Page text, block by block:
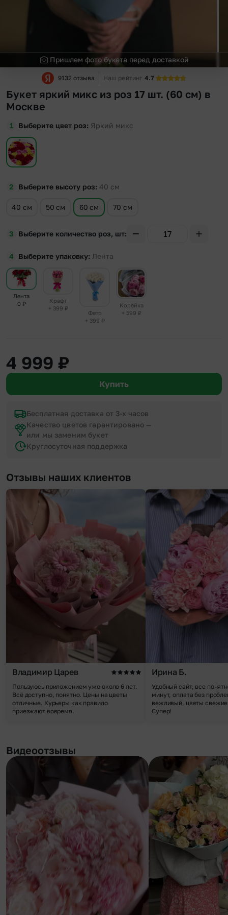
Пришлем фото букета перед доставкой
9132 отзыва Наш рейтинг 4.7
Букет яркий микс из роз 17 шт. (60 см) в
Москве
Выберите цвет роз Яркий микс
Выберите высоту роз 40 см
40 см 50 см 60 см 70 см
Выберите количество роз, шт
Выберите упаковку Лента
Лента
0 ₽
Крафт
+ 399 ₽
Фетр
+ 399 ₽
Корейка
+ 599 ₽
4 999 ₽
Купить
Бесплатная доставка от 3-х часов
Качество цветов гарантировано —
или мы заменим букет
Круглосуточная поддержка
Отзывы наших клиентов
Владимир Царев
Пользуюсь приложением уже около 6 лет.
Всё доступно, понятно. Цены на цветы
отличные. Курьеры как правило
приезжают вовремя.
Ирина Б.
Удобный сайт, все
минут, оплата без
вежливый, цветы
Супер!
Видеоотзывы